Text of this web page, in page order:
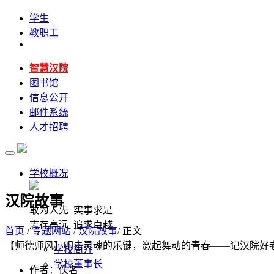
学生
教职工
智慧汉院
图书馆
信息公开
邮件系统
人才招聘
学校概况
敢为人先 实事求是
志存高远 追求卓越
学校简介
学校董事长
汉院故事
首页 /专题网站 /汉院故事/ 正文
【师德师风】叩击灵魂的乐键，激起舞动的青春——记汉院好
作者：佚名